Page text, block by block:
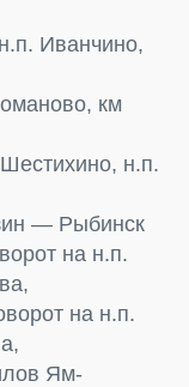
Иванчино,
км
н.п.
— Рыбинск
на н.п.
на н.п.
Ям-